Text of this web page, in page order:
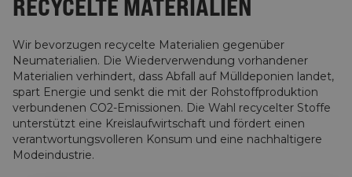
Wir bevorzugen recycelte Materialien gegenüber
Neumaterialien. Die Wiederverwendung vorhandener
Materialien verhindert, dass Abfall auf Mülldeponien landet,
spart Energie und senkt die mit der Rohstoffproduktion
verbundenen CO2-Emissionen. Die Wahl recycelter Stoffe
unterstützt eine Kreislaufwirtschaft und fördert einen
verantwortungsvolleren Konsum und eine nachhaltigere
Modeindustrie.